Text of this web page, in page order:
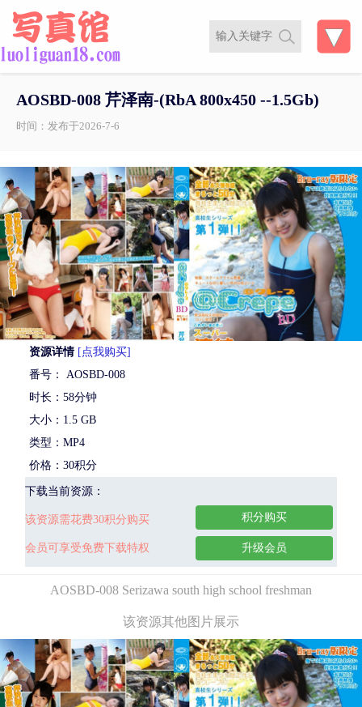
AOSBD-008 芹泽南-(RbA 800x450 --1.5Gb)
时间：发布于2026-7-6
资源详情 [点我购买]
番号： AOSBD-008
时长：58分钟
大小：1.5 GB
类型：MP4
价格：30积分
下载当前资源：
该资源需花费30积分购买
会员可享受免费下载特权
积分购买
升级会员
AOSBD-008 Serizawa south high school freshman
该资源其他图片展示